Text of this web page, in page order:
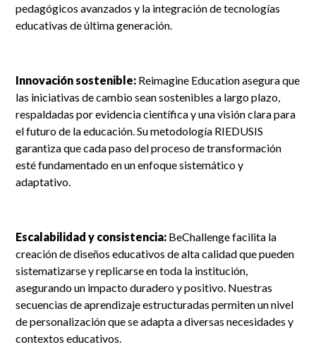
pedagógicos avanzados y la integración de tecnologías
educativas de última generación.
Innovación sostenible: Reimagine Education asegura que
las iniciativas de cambio sean sostenibles a largo plazo,
respaldadas por evidencia científica y una visión clara para
el futuro de la educación. Su metodología RIEDUSIS
garantiza que cada paso del proceso de transformación
esté fundamentado en un enfoque sistemático y
adaptativo.
Escalabilidad y consistencia: BeChallenge facilita la
creación de diseños educativos de alta calidad que pueden
sistematizarse y replicarse en toda la institución,
asegurando un impacto duradero y positivo. Nuestras
secuencias de aprendizaje estructuradas permiten un nivel
de personalización que se adapta a diversas necesidades y
contextos educativos.